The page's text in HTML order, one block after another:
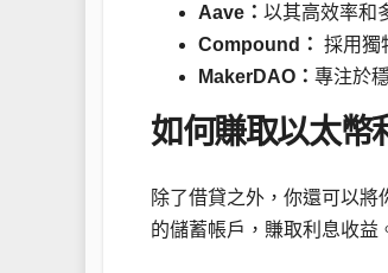
Aave： 以其高效率和
Compound： 採用獨
MakerDAO： 專注於
如何賺取以太幣
除了借貸之外，你還可以
的儲蓄帳戶，賺取利息收益